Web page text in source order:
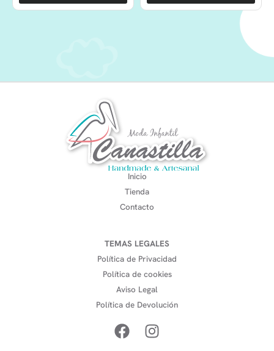
Inicio
Tienda
Contacto
TEMAS LEGALES
Política de Privacidad
Política de cookies
Aviso Legal
Política de Devolución